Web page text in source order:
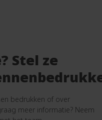
Stel ze
bedrukken of over
meer informatie? Neem